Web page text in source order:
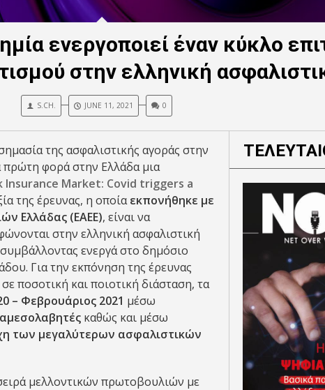
ενεργοποιεί έναν κύκλο
στην ελληνική
S.CH. JUNE 11, 2021 0
της ασφαλιστικής αγοράς στην
πρώτη φορά στην Ελλάδα μια
Insurance Market: Covid triggers a
της έρευνας, η οποίαεκπονήθηκε με
Ελλάδας (ΕΑΕΕ), είναι να
στην ελληνική ασφαλιστική
ενεργά στο δημόσιο
Για την εκπόνηση της έρευνας
ποσοτική και ποιοτική διάσταση, τα
– Φεβρουάριος 2021 μέσω
καθώς και μέσω
των μεγαλύτερων ασφαλιστικών
μελλοντικών πρωτοβουλιών με